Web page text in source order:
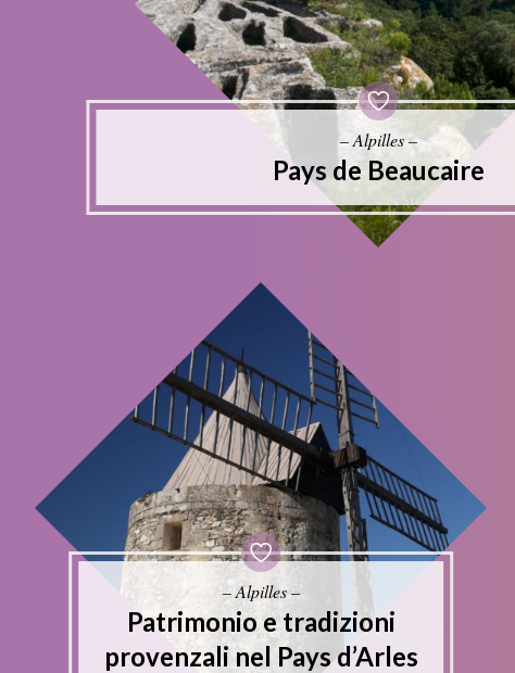
– Alpilles –
Pays de Beaucaire
– Alpilles –
Patrimonio e tradizioni
provenzali nel Pays d’Arles